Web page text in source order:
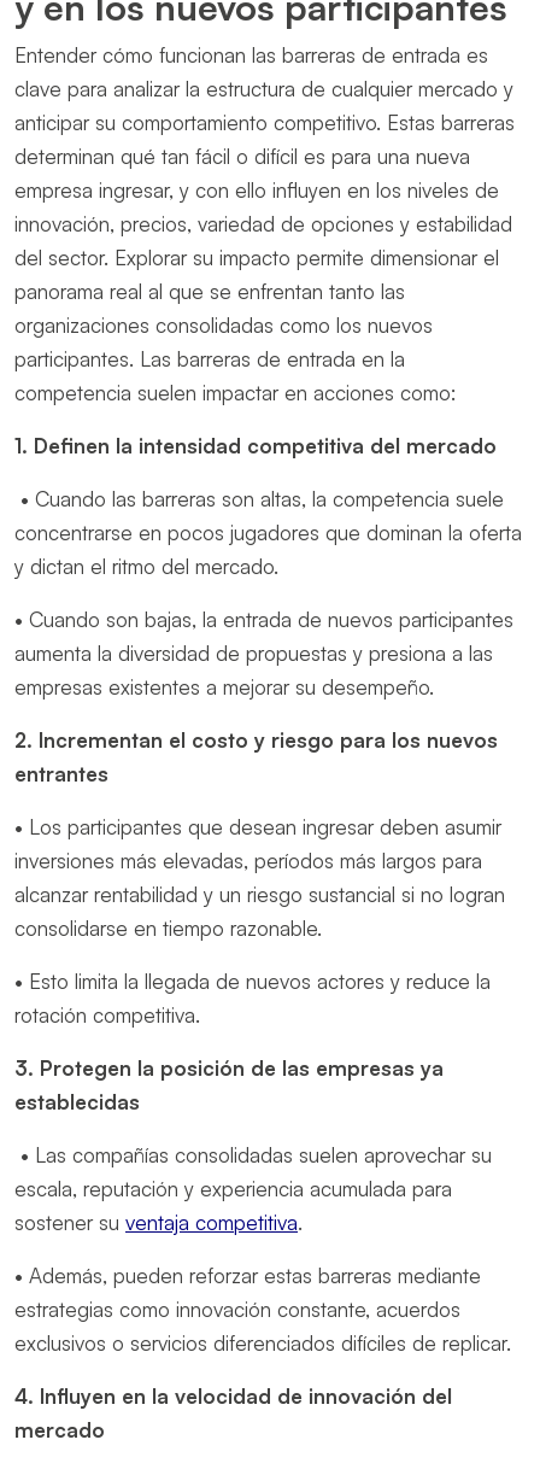
Entender cómo funcionan las barreras de entrada es
clave para analizar la estructura de cualquier mercado y
anticipar su comportamiento competitivo. Estas barreras
determinan qué tan fácil o difícil es para una nueva
empresa ingresar, y con ello influyen en los niveles de
innovación, precios, variedad de opciones y estabilidad
del sector. Explorar su impacto permite dimensionar el
panorama real al que se enfrentan tanto las
organizaciones consolidadas como los nuevos
participantes. Las barreras de entrada en la
competencia suelen impactar en acciones como:
1. Definen la intensidad competitiva del mercado
• Cuando las barreras son altas, la competencia suele
concentrarse en pocos jugadores que dominan la oferta
y dictan el ritmo del mercado.
• Cuando son bajas, la entrada de nuevos participantes
aumenta la diversidad de propuestas y presiona a las
empresas existentes a mejorar su desempeño.
2. Incrementan el costo y riesgo para los nuevos
entrantes
• Los participantes que desean ingresar deben asumir
inversiones más elevadas, períodos más largos para
alcanzar rentabilidad y un riesgo sustancial si no logran
consolidarse en tiempo razonable.
• Esto limita la llegada de nuevos actores y reduce la
rotación competitiva.
3. Protegen la posición de las empresas ya
establecidas
• Las compañías consolidadas suelen aprovechar su
escala, reputación y experiencia acumulada para
sostener su ventaja competitiva.
• Además, pueden reforzar estas barreras mediante
estrategias como innovación constante, acuerdos
exclusivos o servicios diferenciados difíciles de replicar.
4. Influyen en la velocidad de innovación del
mercado